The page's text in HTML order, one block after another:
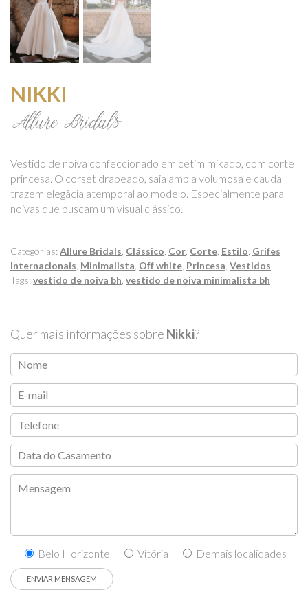
NIKKI
Allure Bridals
Vestido de noiva confeccionado em cetim mikado, com corte
princesa. O corset drapeado, saia ampla volumosa e cauda
trazem elegâcia atemporal ao modelo. Especialmente para
noivas que buscam um visual clássico.
Categorias:Allure Bridals Clássico Cor Corte Estilo Grifes
Internacionais Minimalista Off white Princesa Vestidos
Tags:vestido de noiva bh vestido de noiva minimalista bh
Quer mais informações sobre Nikki?
Belo Horizonte Vitória Demais localidades